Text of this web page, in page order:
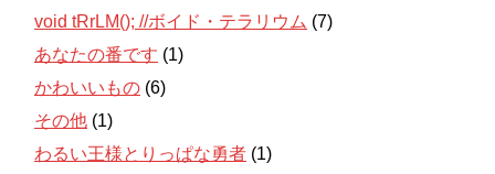
void tRrLM(); //ボイド・テラリウム (7)
あなたの番です (1)
かわいいもの (6)
その他 (1)
わるい王様とりっぱな勇者 (1)